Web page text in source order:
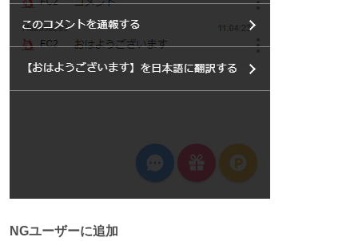
NGユーザーに追加